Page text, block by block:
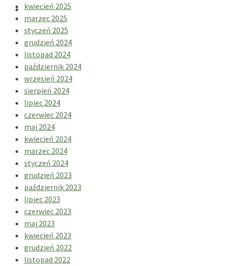
kwiecień 2025
marzec 2025
styczeń 2025
grudzień 2024
listopad 2024
październik 2024
wrzesień 2024
sierpień 2024
lipiec 2024
czerwiec 2024
maj 2024
kwiecień 2024
marzec 2024
styczeń 2024
grudzień 2023
październik 2023
lipiec 2023
czerwiec 2023
maj 2023
kwiecień 2023
grudzień 2022
listopad 2022